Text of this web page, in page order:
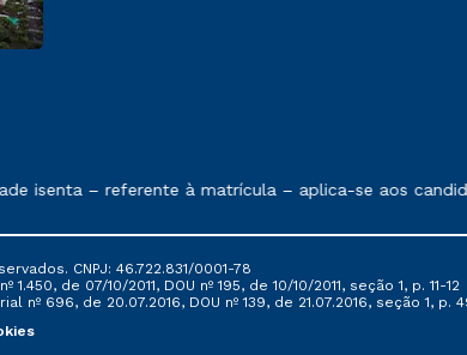
exposto no contrato de prestação de serviços
isenta – referente à matrícula – aplica-se aos
CNPJ: 46.722.831/0001-78
de 07/10/2011, DOU nº 195, de 10/10/2011, seção 1, p. 11-12
nº 696, de 20.07.2016, DOU nº 139, de 21.07.2016, seção 1, p.